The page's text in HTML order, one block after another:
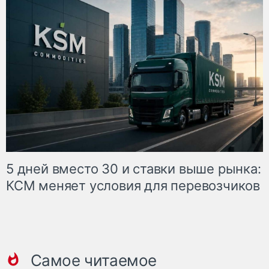
5 дней вместо 30 и ставки выше рынка:
КСМ меняет условия для перевозчиков
Самое читаемое